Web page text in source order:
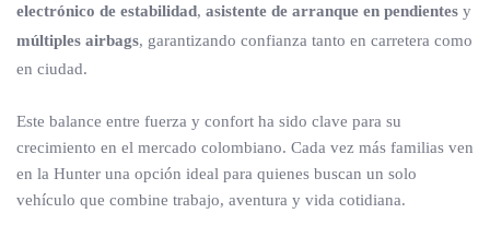
electrónico de estabilidad, asistente de arranque en pendientes y
múltiples airbags, garantizando confianza tanto en carretera como
en ciudad.
Este balance entre fuerza y confort ha sido clave para su
crecimiento en el mercado colombiano. Cada vez más familias ven
en la Hunter una opción ideal para quienes buscan un solo
vehículo que combine trabajo, aventura y vida cotidiana.